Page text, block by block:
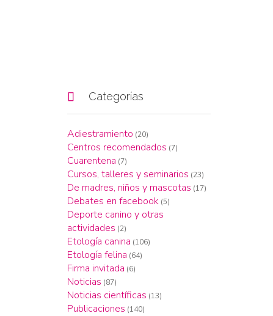
 Categorías
Adiestramiento (20)
Centros recomendados (7)
Cuarentena (7)
Cursos, talleres y seminarios (23)
De madres, niños y mascotas (17)
Debates en facebook (5)
Deporte canino y otras
actividades (2)
Etología canina (106)
Etología felina (64)
Firma invitada (6)
Noticias (87)
Noticias científicas (13)
Publicaciones (140)